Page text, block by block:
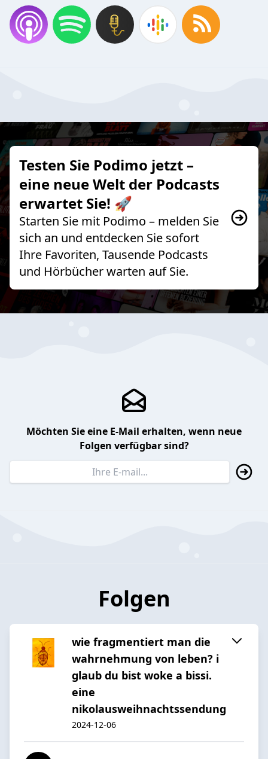
Testen Sie Podimo jetzt –
eine neue Welt der Podcasts
erwartet Sie! 🚀
Starten Sie mit Podimo – melden Sie
sich an und entdecken Sie sofort
Ihre Favoriten, Tausende Podcasts
und Hörbücher warten auf Sie.
Möchten Sie eine E-Mail erhalten, wenn neue
Folgen verfügbar sind?
Folgen
wie fragmentiert man die
wahrnehmung von leben? i
glaub du bist woke a bissi.
eine
nikolausweihnachtssendung
2024-12-06